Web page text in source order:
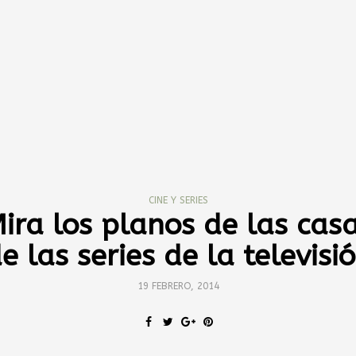
CINE Y SERIES
los planos de las
las series de la
19 FEBRERO, 2014